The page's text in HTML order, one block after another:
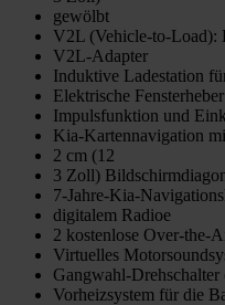
gewölbt
V2L (Vehicle-to-Load):
V2L-Adapter
Induktive Ladestation
Elektrische
Impulsfunktion und
Kia-Kartennavigation
2 cm (12
3 Zoll)
7-Jahre-Kia-
digitalem Radioe
2 kostenlose Over-the-
Virtuelles
Gangwahl-
Vorheizsystem für die